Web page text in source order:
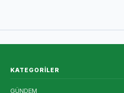
KATEGORILER
GÜNDEM